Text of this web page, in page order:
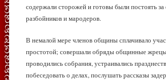
содержали сторожей и готовы были постоять
разбойников и мародеров.
В немалой мере членов общины сплачивало
простотой; совершали обряды общинные
проводились собрания, устраивались
побеседовать о делах, послушать рассказы